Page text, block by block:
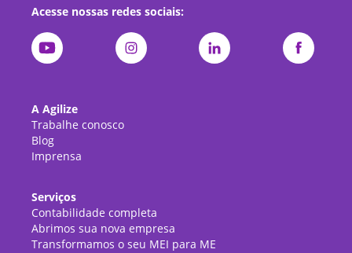
Acesse nossas redes sociais:
A Agilize
Trabalhe conosco
Blog
Imprensa
Serviços
Contabilidade completa
Abrimos sua nova empresa
Transformamos o seu MEI para ME